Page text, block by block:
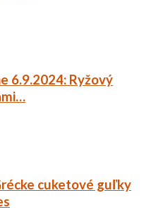
6.9.2024: Ryžový
cuketové guľky